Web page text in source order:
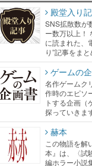
殿堂入り
SNS拡散数が
ー数万以上！
に読まれた、
り”記事をまと
ゲームの
名作ゲームク
作時のエピソ
トする企画（
探っていきま
赫本
この物語を解
本』は、〈試
編ホラー小説